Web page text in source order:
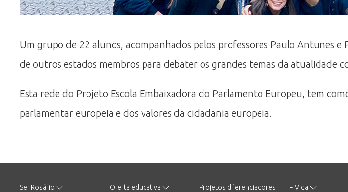
Um grupo de 22 alunos, acompanhados pelos professores Paulo Antunes
de outros estados membros para debater os grandes temas da atualidade
Esta rede do Projeto Escola Embaixadora do Parlamento Europeu, tem
parlamentar europeia e dos valores da cidadania europeia.
Ser Rosário Oferta educativa Projetos diferenciadores + Vida